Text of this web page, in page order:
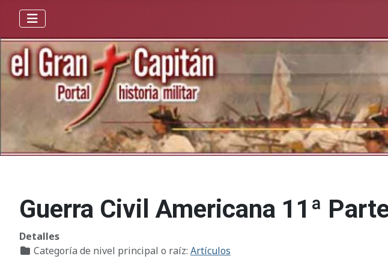
Guerra Civil Americana 11ª
Detalles
Categoría de nivel principal o raíz: Artículos